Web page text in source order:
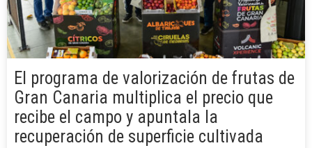
El programa de valorización de frutas de
Gran Canaria multiplica el precio que
recibe el campo y apuntala la
recuperación de superficie cultivada